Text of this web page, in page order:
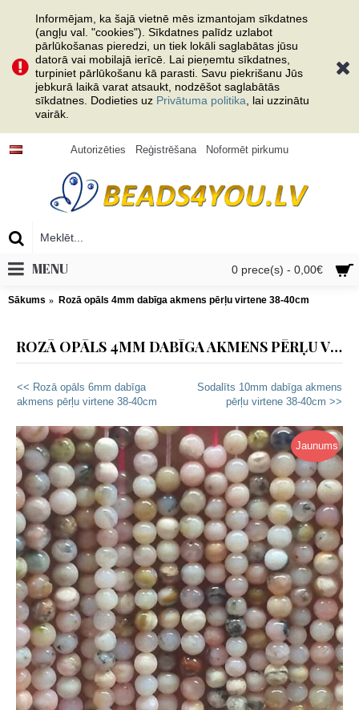
Informējam, ka šajā vietnē mēs izmantojam sīkdatnes
(angļu val. "cookies"). Sīkdatnes palīdz uzlabot
pārlūkošanas pieredzi, un tiek lokāli saglabātas jūsu
datorā vai mobilajā ierīcē. Lai pieņemtu sīkdatnes,
turpiniet pārlūkošanu kā parasti. Savu piekrišanu Jūs
jebkurā laikā varat atsaukt, nodzēšot saglabātās
sīkdatnes. Dodieties uz Privātuma politika , lai uzzinātu
vairāk.
Autorizēties Reģistrēšana Noformēt pirkumu
0 prece(s) - 0,00€
MENU
Sākums Rozā opāls 4mm dabīga akmens pērļu virtene 38-40cm
ROZĀ OPĀLS 4MM DABĪGA AKMENS PĒRĻU VIRTENE 38-40CM
<< Rozā opāls 6mm dabīga
akmens pērļu virtene 38-40cm
Sodalīts 10mm dabīga akmens
pērļu virtene 38-40cm >>
Jaunums